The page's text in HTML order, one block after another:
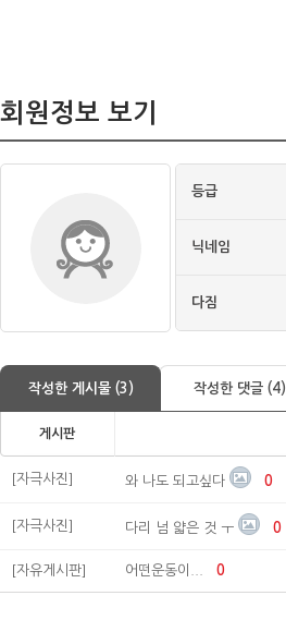
회원정보 보기
등급
닉네임
다짐
작성한 게시물 (3) 작성한 댓글 (4)
게시판
[자극사진] 와 나도 되고싶다 0
[자극사진] 다리 넘 얇은 것 ㅜ 0
[자유게시판] 어떤운동이... 0